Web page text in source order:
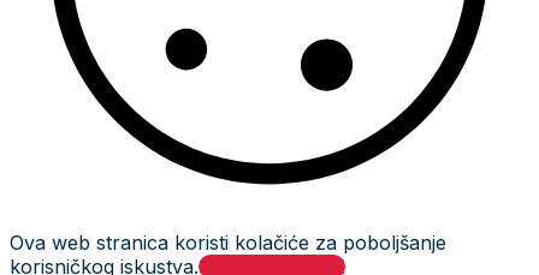
Ova web stranica koristi kolačiće za poboljšanje
korisničkog iskustva.Prihvati i zatvori